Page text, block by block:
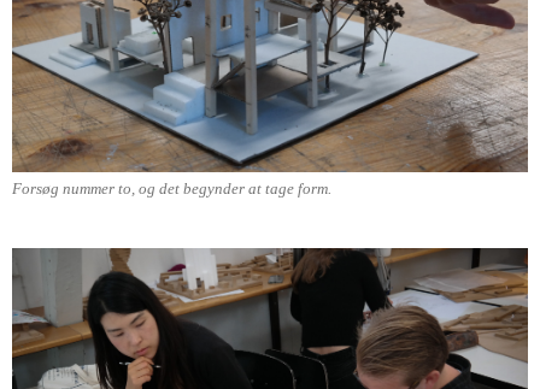
Forsøg nummer to, og det begynder at tage form.